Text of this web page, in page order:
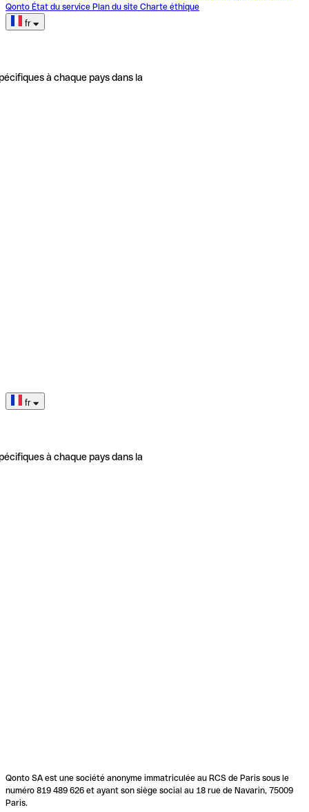
Qonto État du service Plan du site Charte éthique
fr
à chaque pays dans la
fr
à chaque pays dans la
Qonto SA est une société anonyme immatriculée au RCS de Paris sous le
numéro 819 489 626 et ayant son siège social au 18 rue de Navarin, 75009
Paris.